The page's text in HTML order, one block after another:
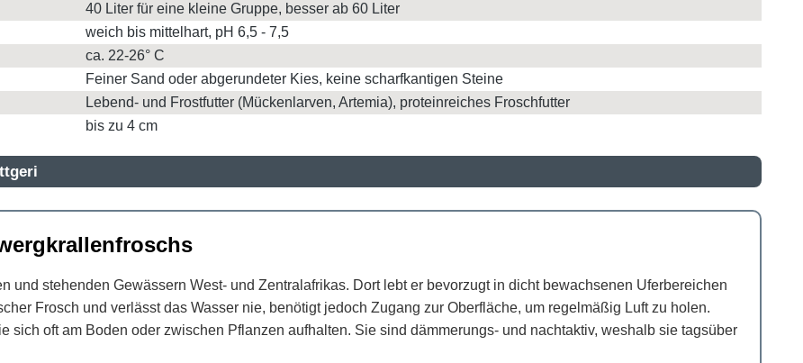
40 Liter für eine kleine Gruppe, besser ab 60 Liter
weich bis mittelhart, pH 6,5 - 7,5
ca. 22-26° C
Feiner Sand oder abgerundeter Kies, keine scharfkantigen Steine
Lebend- und Frostfutter (Mückenlarven, Artemia), proteinreiches Froschfutter
bis zu 4 cm
und stehenden Gewässern West- und Zentralafrikas. Dort lebt er bevorzugt in dicht bewachsenen Uferbereichen
Frosch und verlässt das Wasser nie, benötigt jedoch Zugang zur Oberfläche, um regelmäßig Luft zu holen.
sich oft am Boden oder zwischen Pflanzen aufhalten. Sie sind dämmerungs- und nachtaktiv, weshalb sie tagsüber